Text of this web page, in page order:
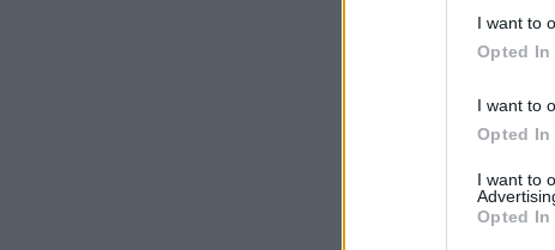
I want to
Opted In
I want to
Opted In
I want to
Opted In